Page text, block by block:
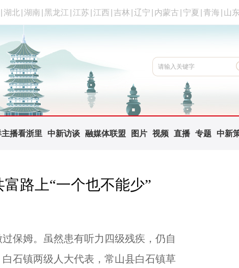
湖北 湖南 黑龙江 江苏 江西 吉林 辽宁 内蒙古 宁夏 青海 山东
主播看浙里 中新访谈 融媒体联盟 图片 视频 直播 专题 中新
富路上“一个也不能少”
姆。虽然患有听力四级残疾，仍自
石镇两级人大代表，常山县白石镇草
武警温州支队：后勤精英齐聚赛场比武争锋...